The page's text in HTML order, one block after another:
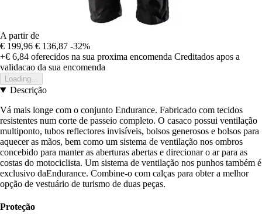
A partir de
€ 199,96 € 136,87 -32%
+€ 6,84 oferecidos na sua proxima encomenda Creditados apos a
validacao da sua encomenda
Loading...
Descrição
Vá mais longe com o conjunto Endurance. Fabricado com tecidos
resistentes num corte de passeio completo. O casaco possui ventilação
multiponto, tubos reflectores invisíveis, bolsos generosos e bolsos para
aquecer as mãos, bem como um sistema de ventilação nos ombros
concebido para manter as aberturas abertas e direcionar o ar para as
costas do motociclista. Um sistema de ventilação nos punhos também é
exclusivo daEndurance. Combine-o com calças para obter a melhor
opção de vestuário de turismo de duas peças.
Proteção